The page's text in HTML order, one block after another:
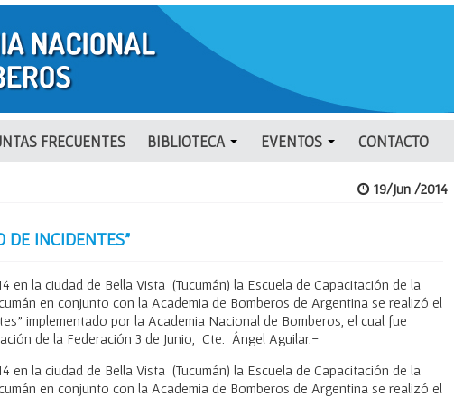
FRECUENTES BIBLIOTECA EVENTOS CONTACTO
19/Jun /2014
DE INCIDENTES”
en la ciudad de Bella Vista (Tucumán) la Escuela de Capacitación de la
en conjunto con la Academia de Bomberos de Argentina se realizó el
implementado por la Academia Nacional de Bomberos, el cual fue
de la Federación 3 de Junio, Cte. Ángel Aguilar.-
en la ciudad de Bella Vista (Tucumán) la Escuela de Capacitación de la
en conjunto con la Academia de Bomberos de Argentina se realizó el